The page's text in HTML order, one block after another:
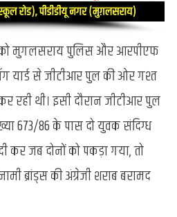
मुगलसराय पुलिस और आरपीएफ
यार्ड से जीटीआर पुल की ओर गश्त
रही थी। इसी दौरान जीटीआर पुल
673/86 के पास दो युवक संदिग्ध
कर जब दोनों को पकड़ा गया, तो
ब्रांड्स की अंग्रेजी शराब बरामद